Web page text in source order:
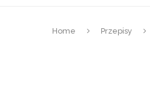
Home Przepisy